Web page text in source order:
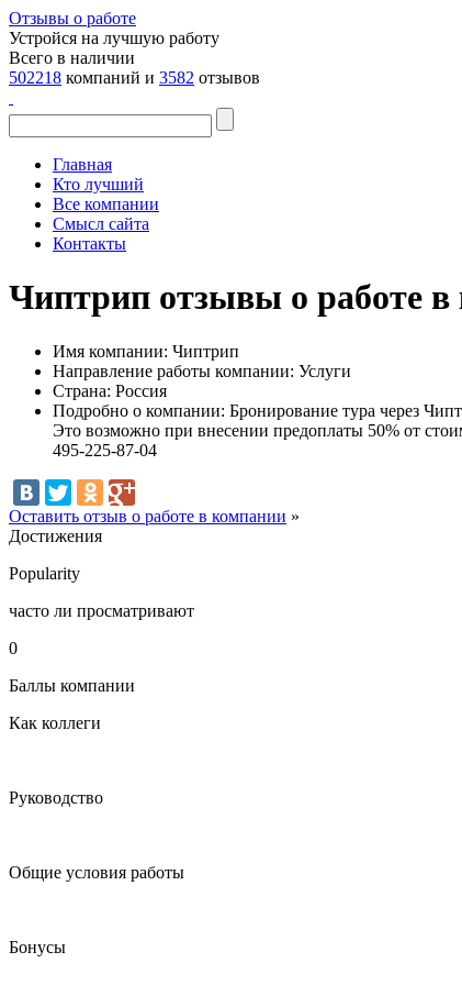
Отзывы о работе
Устройся на лучшую работу
Всего в наличии
502218 компаний и 3582 отзывов
Главная
Кто лучший
Все компании
Смысл сайта
Контакты
Чиптрип отзывы о работе
Имя компании: Чиптрип
Направление работы компании: Услуги
Страна: Россия
Подробно о компании: Бронирование тура через
Это возможно при внесении предоплаты 50% от
495-225-87-04
Оставить отзыв о работе в компании »
Достижения
Popularity
часто ли просматривают
0
Баллы компании
Как коллеги
Руководство
Общие условия работы
Бонусы